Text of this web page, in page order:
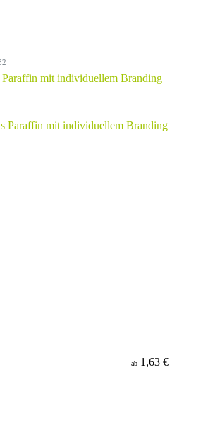
Paraffin mit individuellem Branding
ab 1,63 €